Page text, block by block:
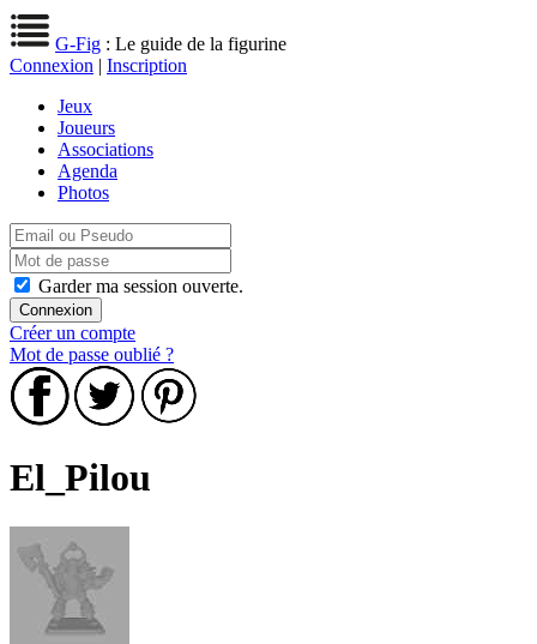
G-Fig : Le guide de la figurine
Connexion | Inscription
Jeux
Joueurs
Associations
Agenda
Photos
Garder ma session ouverte.
Créer un compte
Mot de passe oublié ?
El_Pilou